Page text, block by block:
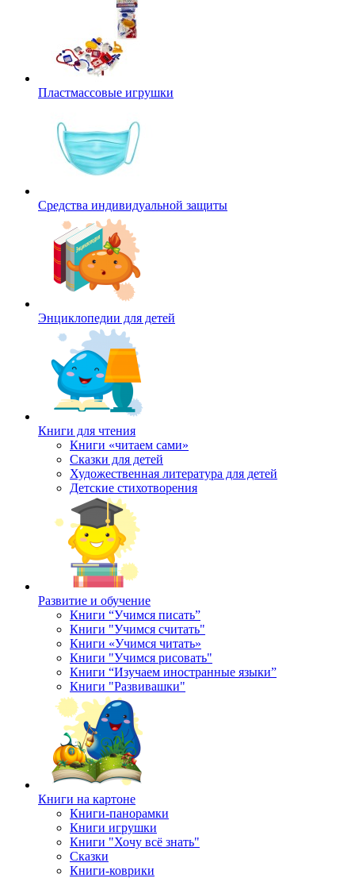
Пластмассовые игрушки
Средства индивидуальной защиты
Энциклопедии для детей
Книги для чтения
Книги «читаем сами»
Сказки для детей
Художественная литература для детей
Детские стихотворения
Развитие и обучение
Книги “Учимся писать”
Книги "Учимся считать"
Книги «Учимся читать»
Книги "Учимся рисовать"
Книги “Изучаем иностранные языки”
Книги "Развивашки"
Книги на картоне
Книги-панорамки
Книги игрушки
Книги "Хочу всё знать"
Сказки
Книги-коврики